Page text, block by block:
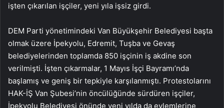
işten çıkarılan işçiler, yeni yıla işsiz girdi.
DEM Parti yönetimindeki Van Büyükşehir Belediyesi başta
olmak üzere İpekyolu, Edremit, Tuşba ve Gevaş
belediyelerinden toplamda 850 işçinin iş akdine son
verilmişti. İşten çıkarmalar, 1 Mayıs İşçi Bayramı’nda
başlamış ve geniş bir tepkiyle karşılanmıştı. Protestolarını
HAK-İŞ Van Şubesi’nin öncülüğünde sürdüren işçiler,
İpekyolu Belediyesi önünde yeni yılda da eylemlerine